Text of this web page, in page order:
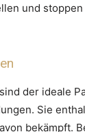
und
der ideale
Sie
bekämpft.